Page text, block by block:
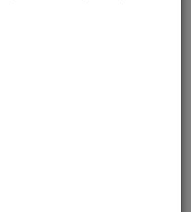
követően azonnal
el.
regisztráljon!